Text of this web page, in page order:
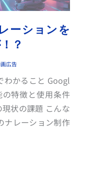
ーションを
？
広告
わかること Googl
特徴と使用条件
状の課題 こんな
ナレーション制作